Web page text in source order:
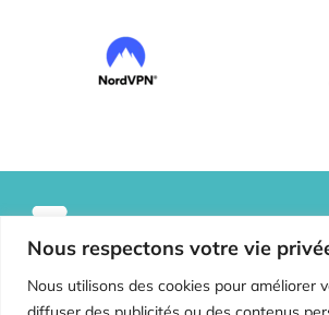
Nous respectons votre vie
Nous utilisons des cookies pour améliorer
LIENS
Conditions